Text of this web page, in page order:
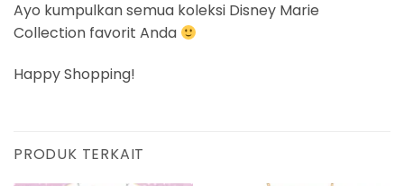
Ayo kumpulkan semua koleksi Disney Marie
Collection favorit Anda
Happy Shopping!
PRODUK TERKAIT